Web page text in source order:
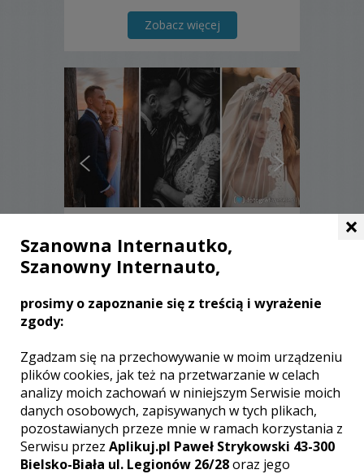
Zobacz więcej
Grzegorz - Poznań
2500 zł/ sesja
Witam serdecznie. Zerknijcie na
„odświeżone” portfolio. Jest nowa,
ciekawa oferta i jeszcze są wolne
terminy na 2020 r. Oferta dostosowana
jest indywidualnie dla każdej Młodej
Pary. Wiem o znaczeniu zdjęć ślubnych i
dlatego gwarantuję najwyższą jakość
×
Szanowna Internautko,
Szanowny Internauto,
prosimy o zapoznanie się z treścią i wyrażenie
zgody:
Zgadzam się na przechowywanie w moim urządzeniu
plików cookies, jak też na przetwarzanie w celach
analizy moich zachowań w niniejszym Serwisie moich
danych osobowych, zapisywanych w tych plikach,
pozostawianych przeze mnie w ramach korzystania z
Serwisu przez Aplikuj.pl Paweł Strykowski 43-300
Bielsko-Biała ul. Legionów 26/28oraz jego